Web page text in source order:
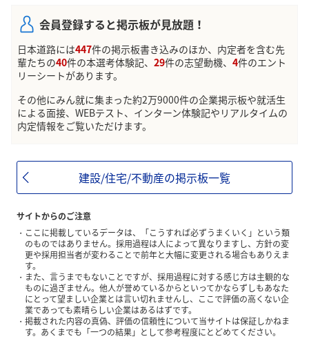
会員登録すると掲示板が見放題！
日本道路には447件の掲示板書き込みのほか、内定者を含む先
輩たちの40件の本選考体験記、 29件の志望動機、 4件のエント
リーシートがあります。
その他にみん就に集まった約2万9000件の企業掲示板や就活生
による面接、WEBテスト、インターン体験記やリアルタイムの
内定情報をご覧いただけます。
建設/住宅/不動産の掲示板一覧
サイトからのご注意
ここに掲載しているデータは、「こうすれば必ずうまくいく」という類
のものではありません。採用過程は人によって異なりますし、方針の変
更や採用担当者が変わることで前年と大幅に変更される場合もありえま
す。
また、言うまでもないことですが、採用過程に対する感じ方は主観的な
ものに過ぎません。他人が誉めているからといってかならずしもあなた
にとって望ましい企業とは言い切れませんし、ここで評価の高くない企
業であっても素晴らしい企業はあるはずです。
掲載された内容の真偽、評価の信頼性について当サイトは保証しかねま
す。あくまでも「一つの結果」として参考程度にとどめてください。